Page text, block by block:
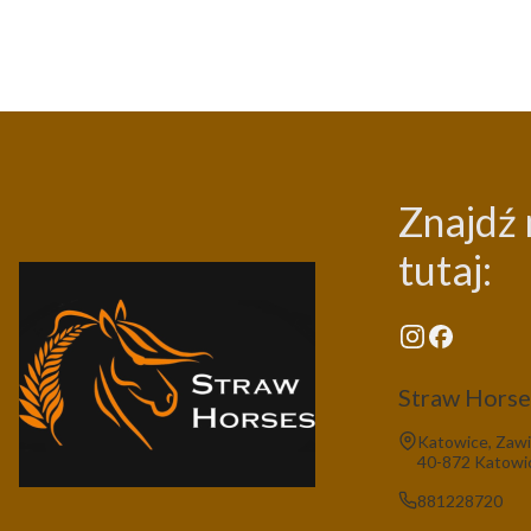
Znajdź
tutaj:
Straw
Adres:
Katowice,
40-872
881228720